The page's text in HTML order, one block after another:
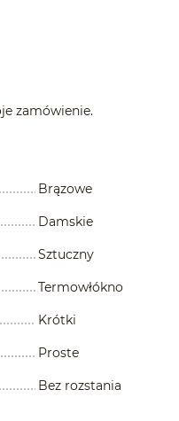
zamówienie.
Brązowe
Damskie
Sztuczny
Termowłókno
Krótki
Proste
Bez rozstania